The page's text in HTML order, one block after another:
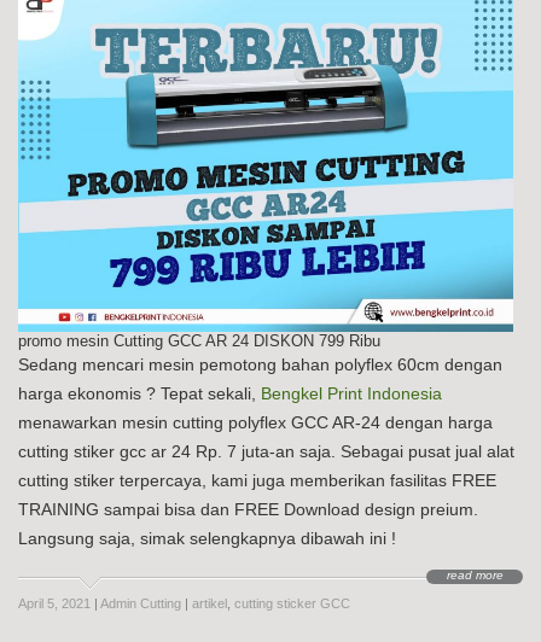
promo mesin Cutting GCC AR 24 DISKON 799 Ribu
Sedang mencari mesin pemotong bahan polyflex 60cm dengan
harga ekonomis ? Tepat sekali, Bengkel Print Indonesia
menawarkan mesin cutting polyflex GCC AR-24 dengan harga
cutting stiker gcc ar 24 Rp. 7 juta-an saja. Sebagai pusat jual alat
cutting stiker terpercaya, kami juga memberikan fasilitas FREE
TRAINING sampai bisa dan FREE Download design preium.
Langsung saja, simak selengkapnya dibawah ini !
read more
April 5, 2021 | Admin Cutting | artikel cutting sticker GCC